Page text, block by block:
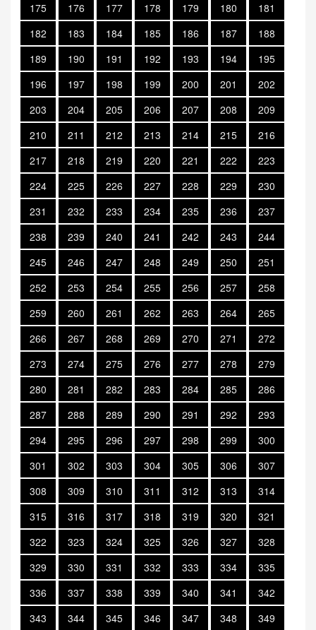
175
176 177 178 179 180
181
182
183 184 185 186 187
188
189
190 191 192 193 194
195
196
197 198 199 200 201
202
203
204 205 206 207 208
209
210
211 212 213 214 215
216
217
218 219 220 221 222
223
224
225 226 227 228 229
230
231
232 233 234 235 236
237
238
239 240 241 242 243
244
245
246 247 248 249 250
251
252
253 254 255 256 257
258
259
260 261 262 263 264
265
266
267 268 269 270 271
272
273
274 275 276 277 278
279
280
281 282 283 284 285
286
287
288 289 290 291 292
293
294
295 296 297 298 299
300
301
302 303 304 305 306
307
308
309 310 311 312 313
314
315
316 317 318 319 320
321
322
323 324 325 326 327
328
329
330 331 332 333 334
335
336
337 338 339 340 341
342
343
344 345 346 347 348 349